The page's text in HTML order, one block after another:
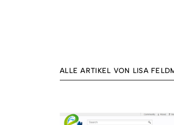
ALLE ARTIKEL VON LISA